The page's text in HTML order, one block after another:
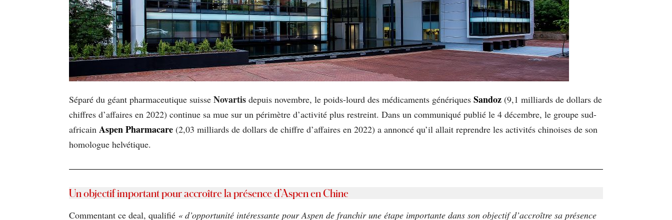
Séparé du géant pharmaceutique suisse Novartis depuis novembre, le poids-lourd des médicaments génériques Sandoz (9,1 milliards de dollars de
chiffres d’affaires en 2022) continue sa mue sur un périmètre d’activité plus restreint. Dans un communiqué publié le 4 décembre, le groupe sud-
africain Aspen Pharmacare (2,03 milliards de dollars de chiffre d’affaires en 2022) a annoncé qu’il allait reprendre les activités chinoises de son
homologue helvétique.
Un objectif important pour accroître la présence d’Aspen en Chine
Commentant ce deal, qualifié « d’opportunité intéressante pour Aspen de franchir une étape importante dans son objectif d’accroître sa présence